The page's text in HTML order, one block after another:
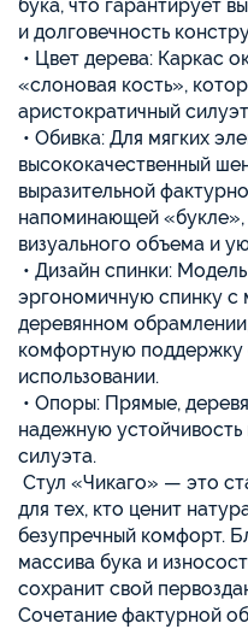
бука, что гарантирует
и долговечность
• Цвет дерева: Каркас
«слоновая кость»,
аристократичный
• Обивка: Для мягких
высококачественный
выразительной
напоминающей «букле»,
визуального объема и
• Дизайн спинки:
эргономичную спинку с
деревянном
комфортную поддержку
использовании.
• Опоры: Прямые,
надежную устойчивость
силуэта.
Стул «Чикаго» — это
для тех, кто ценит
безупречный комфорт.
массива бука и
сохранит свой
Сочетание фактурной